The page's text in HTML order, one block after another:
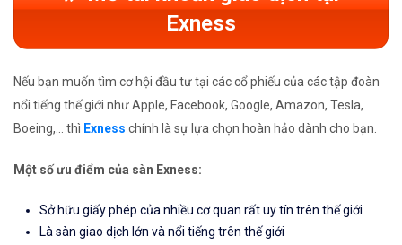
Exness
Nếu bạn muốn tìm cơ hội đầu tư tại các cổ phiếu của các tập đoàn
nổi tiếng thế giới như Apple, Facebook, Google, Amazon, Tesla,
Boeing,... thì Exness chính là sự lựa chọn hoàn hảo dành cho bạn.
Một số ưu điểm của sàn Exness:
Sở hữu giấy phép của nhiều cơ quan rất uy tín trên thế giới
Là sàn giao dịch lớn và nổi tiếng trên thế giới